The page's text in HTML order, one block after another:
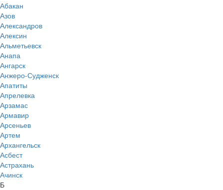
Абакан
Азов
Александров
Алексин
Альметьевск
Анапа
Ангарск
Анжеро-Судженск
Апатиты
Апрелевка
Арзамас
Армавир
Арсеньев
Артем
Архангельск
Асбест
Астрахань
Ачинск
Б